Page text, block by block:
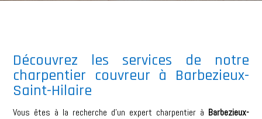
Découvrez les services de notre
charpentier couvreur à Barbezieux-
Saint-Hilaire
Vous êtes à la recherche d’un expert charpentier à Barbezieux-